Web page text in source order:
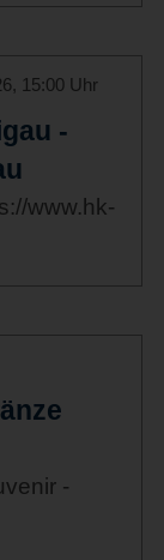
15:00 Uhr
-
www.hk-
-